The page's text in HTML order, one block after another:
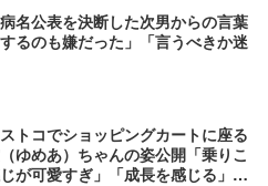
名公表を決断した次男からの言葉
するのも嫌だった」「言うべきか迷
トコでショッピングカートに座る
ゆめあ）ちゃんの姿公開「乗りこ
が可愛すぎ」「成長を感じる」の